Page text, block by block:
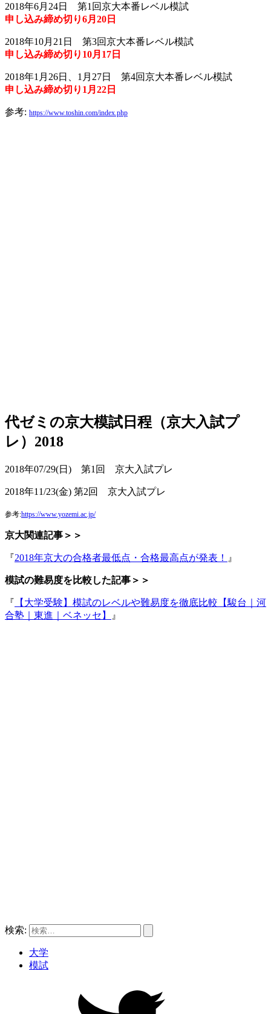
2018年6月24日 第1回京大本番レベル模試
申し込み締め切り6月20日
2018年10月21日 第3回京大本番レベル模試
申し込み締め切り10月17日
2018年1月26日、1月27日 第4回京大本番レベル模試
申し込み締め切り1月22日
参考: https://www.toshin.com/index.php
代ゼミの京大模試日程（京大入試プ
レ）2018
2018年07/29(日) 第1回 京大入試プレ
2018年11/23(金) 第2回 京大入試プレ
参考:https://www.yozemi.ac.jp/
京大関連記事＞＞
『2018年京大の合格者最低点・合格最高点が発表！ 』
模試の難易度を比較した記事＞＞
『 【大学受験】模試のレベルや難易度を徹底比較【駿台｜河
合塾｜東進｜ベネッセ】
』
検索:
大学
模試